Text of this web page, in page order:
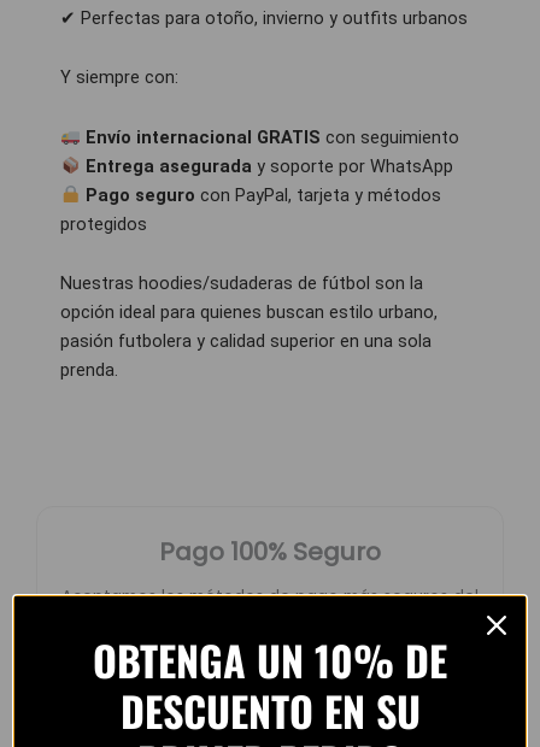
✔ Perfectas para otoño, invierno y outfits urbanos
Y siempre con:
Envío internacional GRATIS con seguimiento
Entrega asegurada y soporte por WhatsApp
Pago seguro con PayPal, tarjeta y métodos
protegidos
Nuestras hoodies/sudaderas de fútbol son la
opción ideal para quienes buscan estilo urbano,
pasión futbolera y calidad superior en una sola
prenda.
Pago 100% Seguro
Aceptamos los métodos de pago más seguros del
Pay Pay
OBTENGA UN 10% DE
DESCUENTO EN SU